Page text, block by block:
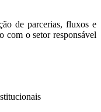
de parcerias, fluxos e
com o setor responsável